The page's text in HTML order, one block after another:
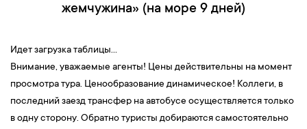
жемчужина» (на море 9 дней)
Идет загрузка таблицы...
Внимание, уважаемые агенты! Цены действительны на момент
просмотра тура. Ценообразование динамическое! Коллеги, в
последний заезд трансфер на автобусе осуществляется только
в одну сторону. Обратно туристы добираются самостоятельно